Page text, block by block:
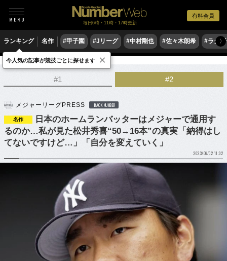
有料会員
毎日6時・11時・17時更新
ランキング 名作 #甲子園 #Jリーグ #中村剛也 #佐々木朗希 #ラグ〉
野球 MLB
#1 #2
メジャーリーグPRESS BACK NUMBER
名作
日本のホームランバッターはメジャーで通用す
るのか…私が見た松井秀喜“50→16本”の真実「納得はし
てないですけど…」「自分を変えていく」
2023/06/02 11:02
今人気の記事が競技ごとに探せます ×